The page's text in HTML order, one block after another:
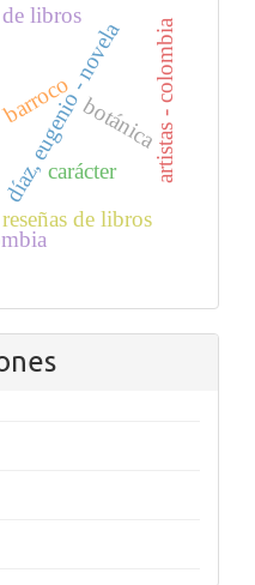
de libros
libros
díaz, eugenio - novela
botánica
carácter artistas - colombia
barroco